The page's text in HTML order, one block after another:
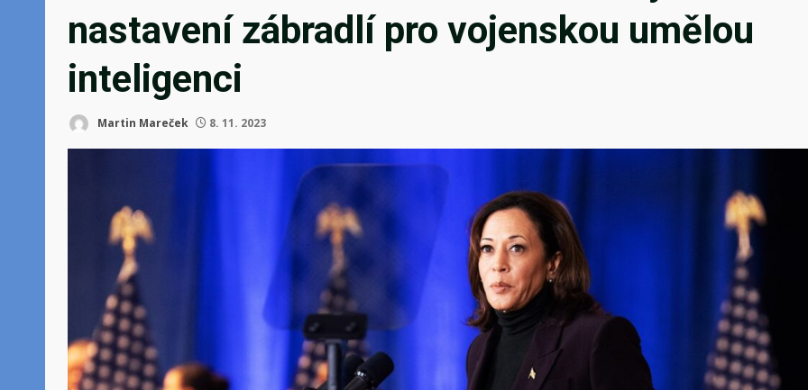
nastavení zábradlí pro vojenskou umělou
inteligenci
Martin Mareček 8. 11. 2023